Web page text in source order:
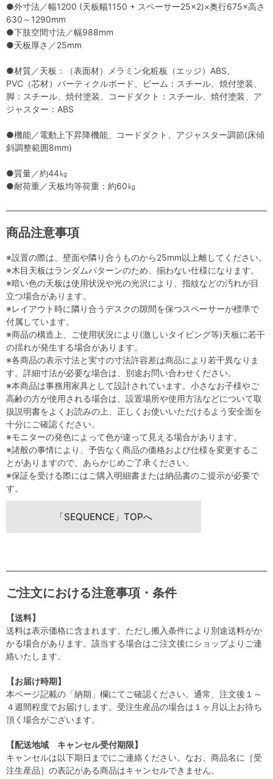
●外寸法／幅1200 (天板幅1150 + スペーサー25×2)×奥行675×高さ
630～1290mm
●下肢空間寸法／幅988mm
●天板厚さ／25mm
●材質／天板：（表面材）メラミン化粧板（エッジ）ABS、
PVC（芯材）パーティクルボード、ビーム：スチール、焼付塗装、
脚：スチール、焼付塗装、コードダクト：スチール、焼付塗装、ア
ジャスター：ABS
●機能／電動上下昇降機能、コードダクト、アジャスター調節(床傾
斜調整範囲8mm)
●質量／約44㎏
●耐荷重／天板均等荷重：約60㎏
商品注意事項
※設置の際は、壁面や隣り合うものから25mm以上離してください。
※木目天板はランダムパターンのため、揃わない仕様になります。
※暗い色の天板は使用状況や光の光沢により、指紋などの汚れが目
立つ場合があります。
※レイアウト時に隣り合うデスクの隙間を保つスペーサーが標準で
付属しています。
※商品の構造上、ご使用状況により(激しいタイピング等)天板に若干
の揺れが発生する場合があります。
※各商品の表示寸法と実寸の寸法許容差は商品により若干異なりま
す。詳細寸法が必要な場合は、別途お問い合わせください。
※本商品は事務用家具として設計されています。小さなお子様やご
高齢の方が使用される場合は、設置場所や使用方法などについて取
扱説明書をよくお読みの上、正しくお使いいただけるよう安全面を
十分にご確認ください。
※モニターの発色によって色が違って見える場合があります。
※諸般の事情により、予告なく商品の価格および仕様を変更するこ
とがありますので、あらかじめご了承ください。
※保証を受ける際にはご購入明細書または納品書のご提示が必要で
す。
「SEQUENCE」TOPへ
ご注文における注意事項・条件
【送料】
送料は表示価格に含まれます。ただし搬入条件により別途送料がか
かる場合があります。該当する場合はご注文後にショップよりご連
絡いたします。
【お届け時期】
本ページ記載の「納期」欄にてご確認ください。通常、注文後１～
４週間程度でお届けします。受注生産品の場合は１ヶ月以上お待ち
頂く場合がございます。
【配送地域 キャンセル受付期限】
キャンセルは以下期日までにご連絡ください。なお、商品名に［受
注生産品］の表記がある商品はキャンセルできません。